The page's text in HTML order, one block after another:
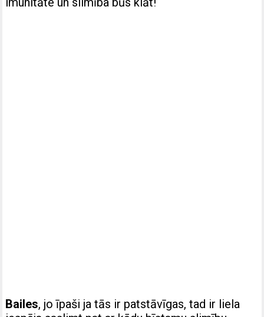
Bailes, jo īpaši ja tās ir patstāvīgas, tad ir liela